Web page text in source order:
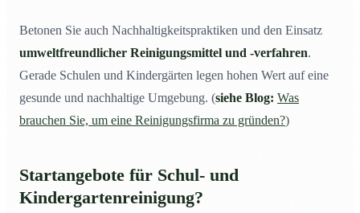
Betonen Sie auch Nachhaltigkeitspraktiken und den Einsatz
umweltfreundlicher Reinigungsmittel und -verfahren.
Gerade Schulen und Kindergärten legen hohen Wert auf eine
gesunde und nachhaltige Umgebung. (siehe Blog: Was
brauchen Sie, um eine Reinigungsfirma zu gründen?)
Startangebote für Schul- und
Kindergartenreinigung?